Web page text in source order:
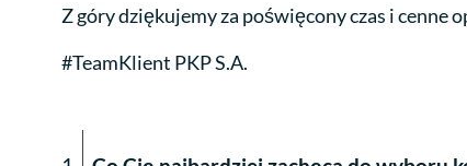
Z góry dziękujemy za poświęcony czas i cenne
#TeamKlient PKP S.A.